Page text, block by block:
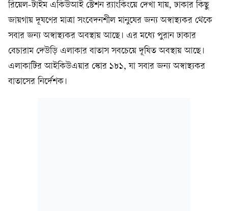
রিয়েল-টাইম একিউআই স্টেশন র‍্যাংকিংয়ে দেখা যায়, ঢাকার কিছু
জায়গায় দূষণের মাত্রা সংবেদনশীল মানুষের জন্য অস্বাস্থ্যকর থেকে
সবার জন্য অস্বাস্থ্যকর অবস্থায় আছে। এর মধ্যে পুরান ঢাকার
বেচারাম দেউড়ি এলাকার বাতাস সবচেয়ে দূষিত অবস্থায় আছে।
এলাকাটির আইকিউএয়ার স্কোর ১৮১, যা সবার জন্য অস্বাস্থ্যকর
বাতাসের নির্দেশক।